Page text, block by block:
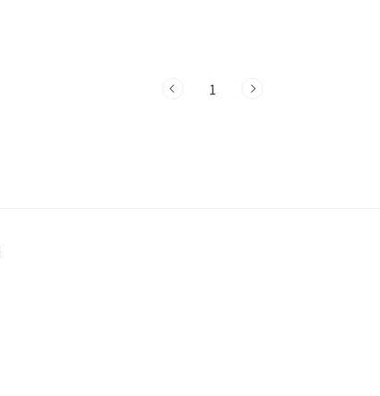
발표했습니다. "갑작스러운 비보로 큰 슬픔에 빠져 있는 유족의 뜻에
1